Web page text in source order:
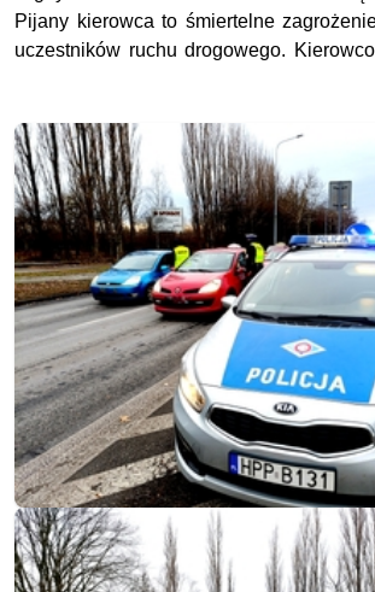
Pijany kierowca to śmiertelne
uczestników ruchu drogowego.